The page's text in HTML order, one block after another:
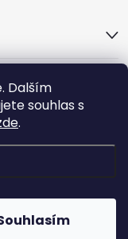
Dalším
souhlas s
.